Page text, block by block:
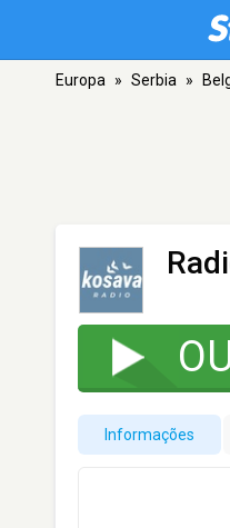
Europa » Serbia »
Informações